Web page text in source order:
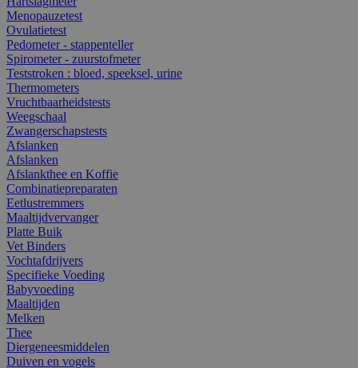
Menopauzetest
Ovulatietest
Pedometer - stappenteller
Spirometer - zuurstofmeter
Teststroken : bloed, speeksel, urine
Thermometers
Vruchtbaarheidstests
Weegschaal
Zwangerschapstests
Afslanken
Afslanken
Afslankthee en Koffie
Combinatiepreparaten
Eetlustremmers
Maaltijdvervanger
Platte Buik
Vet Binders
Vochtafdrijvers
Specifieke Voeding
Babyvoeding
Maaltijden
Melken
Thee
Diergeneesmiddelen
Duiven en vogels